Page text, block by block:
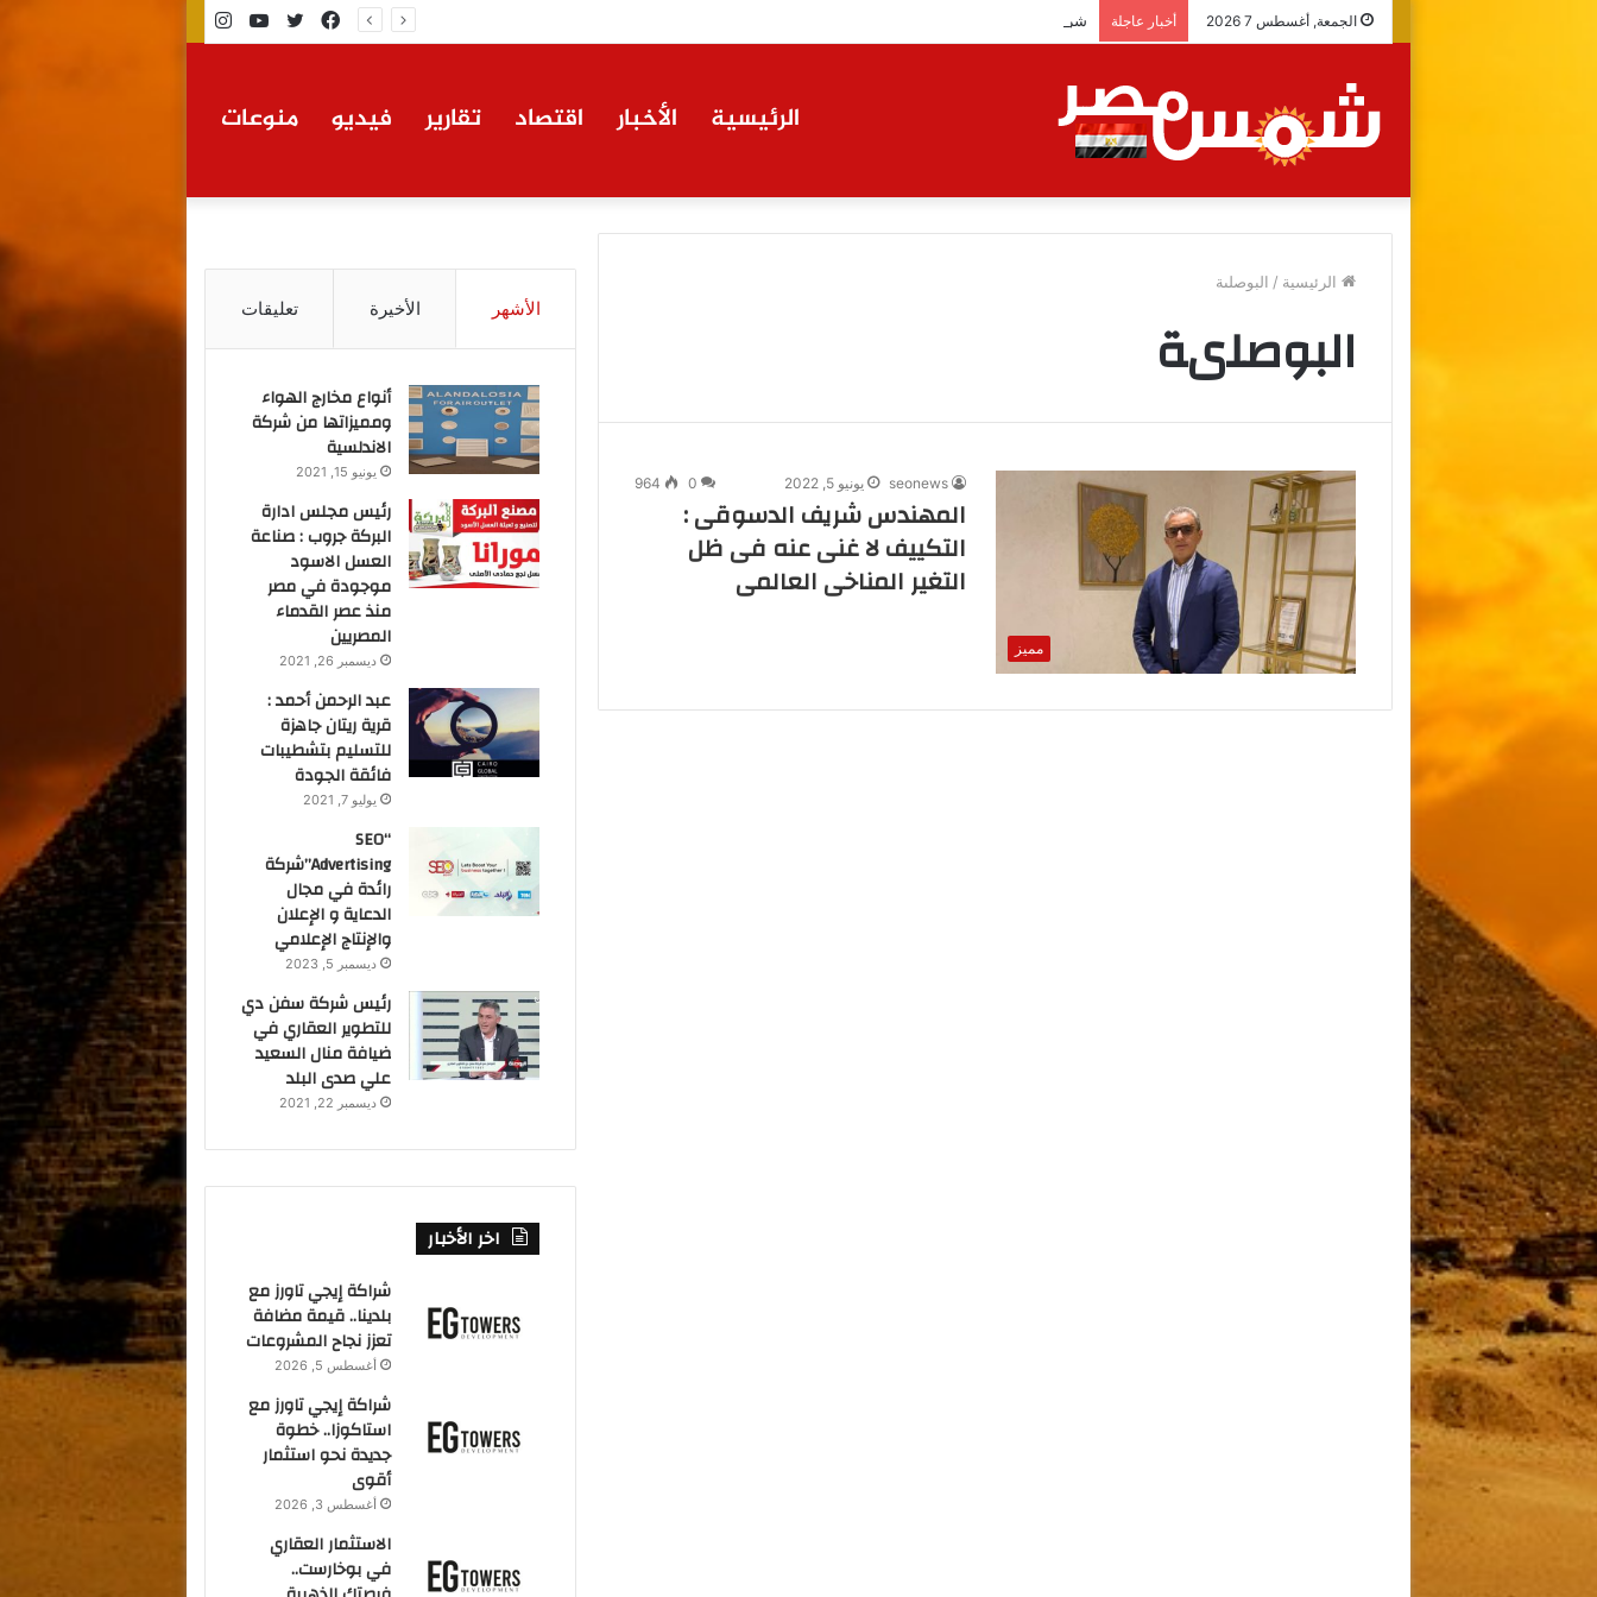
الجمعة, أغسطس 7 2026 أخبار عاجلة شراكة إيجي تاورز مع بلدينا.. قيمة مضافة تعزز نجاح المشروعات يوتيوب تويتر
فيسبوك
الرئيسية الأخبار اقتصاد تقارير فيديو منوعات
الرئيسية / البوصلىة
البوصلىة
مميز
seonews يونيو 5, 2022 0
964
المهندس شريف الدسوقى :
التكييف لا غنى عنه فى ظل
التغير المناخى العالمى
الأشهر الأخيرة تعليقات
أنواع مخارج الهواء
ومميزاتها من شركة
الاندلسية
يونيو 15, 2021
رئيس مجلس ادارة
البركة جروب : صناعة
العسل الاسود
موجودة في مصر
منذ عصر القدماء
المصريين
ديسمبر 26, 2021
عبد الرحمن أحمد :
قرية ريتان جاهزة
للتسليم بتشطيبات
فائقة الجودة
يوليو 7, 2021
“SEO
Advertising”شركة
رائدة في مجال
الدعاية و الإعلان
والإنتاج الإعلامي
ديسمبر 5, 2023
رئيس شركة سفن دي
للتطوير العقاري في
ضيافة منال السعيد
علي صدى البلد
ديسمبر 22, 2021
اخر الأخبار
شراكة إيجي تاورز مع
بلدينا.. قيمة مضافة
تعزز نجاح المشروعات
أغسطس 5, 2026
شراكة إيجي تاورز مع
استاكوزا.. خطوة
جديدة نحو استثمار
أقوى
أغسطس 3, 2026
الاستثمار العقاري
في بوخارست..